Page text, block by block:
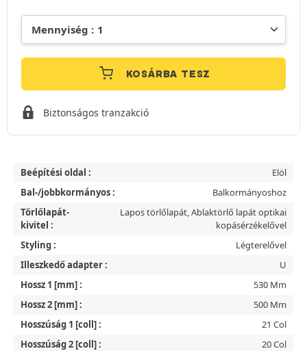
KOSÁRBA TESZ
Biztonságos tranzakció
Beépítési oldal :
Elöl
Bal-/jobbkormányos :
Balkormányoshoz
Törlőlapát-
kivitel :
Lapos törlőlapát, Ablaktörlő lapát optikai
kopásérzékelővel
Styling :
Légterelővel
Illeszkedő adapter :
U
Hossz 1 [mm] :
530 Mm
Hossz 2 [mm] :
500 Mm
Hosszúság 1 [coll] :
21 Col
Hosszúság 2 [coll] :
20 Col